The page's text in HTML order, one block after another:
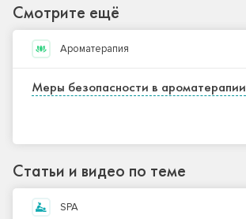
Смотрите ещё
Ароматерапия
Меры безопасности в ароматерапии
Статьи и видео по теме
SPA